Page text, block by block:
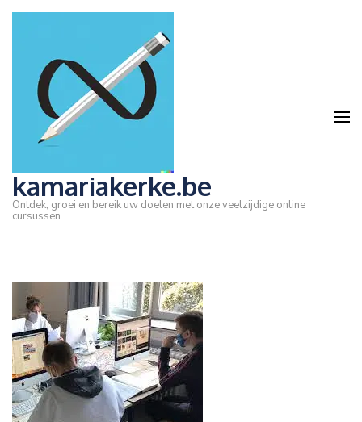
Ga
Enter)
kamariakerke.be
Ontdek, groei en bereik uw doelen met onze veelzijdige online
cursussen.